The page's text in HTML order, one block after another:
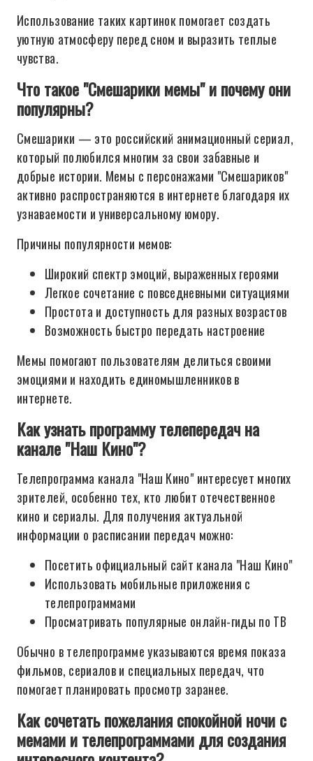
Использование таких картинок помогает создать
уютную атмосферу перед сном и выразить теплые
чувства.
Что такое "Смешарики мемы" и почему они
популярны?
Смешарики — это российский анимационный сериал,
который полюбился многим за свои забавные и
добрые истории. Мемы с персонажами "Смешариков"
активно распространяются в интернете благодаря их
узнаваемости и универсальному юмору.
Причины популярности мемов:
Широкий спектр эмоций, выраженных героями
Легкое сочетание с повседневными ситуациями
Простота и доступность для разных возрастов
Возможность быстро передать настроение
Мемы помогают пользователям делиться своими
эмоциями и находить единомышленников в
интернете.
Как узнать программу телепередач на
канале "Наш Кино"?
Телепрограмма канала "Наш Кино" интересует многих
зрителей, особенно тех, кто любит отечественное
кино и сериалы. Для получения актуальной
информации о расписании передач можно:
Посетить официальный сайт канала "Наш Кино"
Использовать мобильные приложения с
телепрограммами
Просматривать популярные онлайн-гиды по ТВ
Обычно в телепрограмме указываются время показа
фильмов, сериалов и специальных передач, что
помогает планировать просмотр заранее.
Как сочетать пожелания спокойной ночи с
мемами и телепрограммами для создания